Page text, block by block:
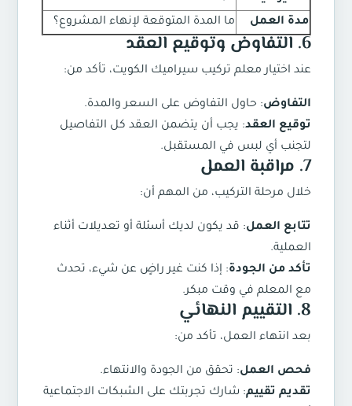
مدة العمل
ما المدة المتوقعة لإنهاء المشروع؟
6. التفاوض وتوقيع العقد
عند اختيارمعلم تركيب سيراميك الكويت، تأكد من:
التفاوض: حاول التفاوض على السعر والمدة.
توقيع العقد: يجب أن يتضمن العقد كل التفاصيل
لتجنب أي لبس في المستقبل.
7. مراقبة العمل
خلال مرحلة التركيب، من المهم أن:
تتابع العمل: قد يكون لديك أسئلة أو تعديلات أثناء
العملية.
تأكد من الجودة: إذا كنت غير راضٍ عن شيء، تحدث
مع المعلم في وقت مبكر.
8. التقييم النهائي
بعد انتهاء العمل، تأكد من:
فحص العمل: تحقق من الجودة والانتهاء.
تقديم تقييم: شارك تجربتك على الشبكات الاجتماعية